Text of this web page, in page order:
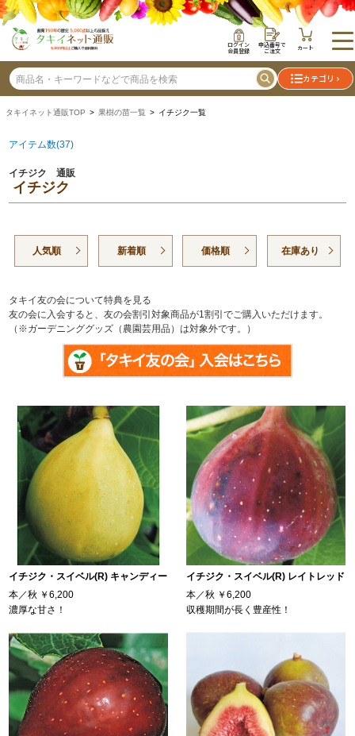
ログイン
会員登録
申込番号で
ご注文 カート
カテゴリ
タキイネット通販TOP > 果樹の苗一覧 > イチジク一覧
アイテム数(37)
イチジク 通販
イチジク
人気順 新着順 価格順 在庫あり
タキイ友の会について特典を見る
友の会に入会すると、友の会割引対象商品が1割引でご購入いただけます。
（※ガーデニンググッズ（農園芸用品）は対象外です。）
イチジク・スイベル(R) キャンディー
本／秋 ￥6,200
濃厚な甘さ！
イチジク・スイベル(R) レイトレッド
本／秋 ￥6,200
収穫期間が長く豊産性！